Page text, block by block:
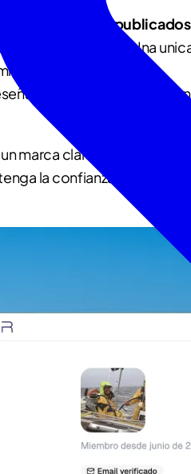
con anuncios
tu perfil publico.
Una
o futuros clientes.
de los usuarios que han
marca clara de
la confianza de que